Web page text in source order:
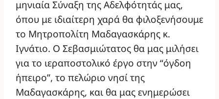
μηνιαία Σύναξη της Αδελφότητάς μας,
όπου με ιδιαίτερη χαρά θα φιλοξενήσουμε
το Μητροπολίτη Μαδαγασκάρης κ.
Ιγνάτιο. Ο Σεβασμιώτατος θα μας μιλήσει
για το ιεραποστολικό έργο στην “όγδοη
ήπειρο”, το πελώριο νησί της
Μαδαγασκάρης, και θα μας ενημερώσει